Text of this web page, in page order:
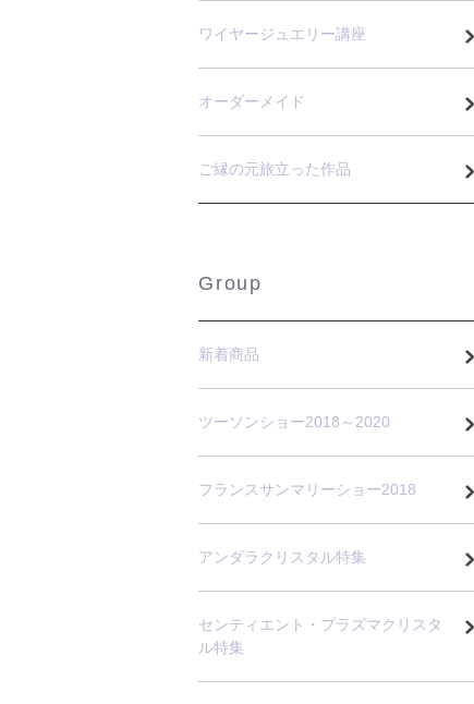
ワイヤージュエリー講座
オーダーメイド
ご縁の元旅立った作品
Group
新着商品
ツーソンショー2018～2020
フランスサンマリーショー2018
アンダラクリスタル特集
センティエント・プラズマクリスタ
ル特集